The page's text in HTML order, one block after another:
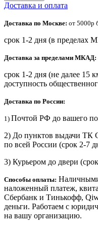
Доставка и оплата
Доставка по Москве: от 5000р
срок 1-2 дня (в пределах
Доставка за пределами МКАД:
срок 1-2 дня (не далее
доступность
Доставка по России:
1) Почтой РФ до вашего
2) До пунктов выдачи ТК
по всей России (срок 2-7
3) Курьером до двери
Способы оплаты:
наложенный платеж,
Сбербанк и Тинькофф,
деньги. Работаем с
на вашу организацию.